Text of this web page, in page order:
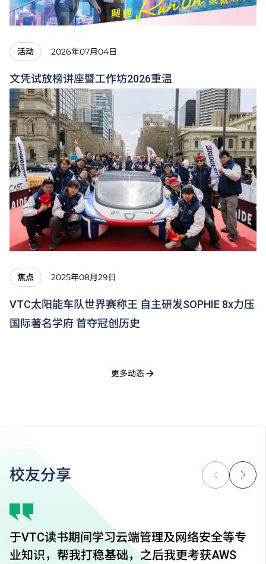
活动 2026年07月04日
文凭试放榜讲座暨工作坊2026重温
焦点 2025年08月29日
VTC太阳能车队世界赛称王 自主研发SOPHIE 8x力压
国际著名学府 首夺冠创历史
更多动态
校友分享
于VTC读书期间学习云端管理及网络安全等专
业知识，帮我打稳基础，之后我更考获AWS